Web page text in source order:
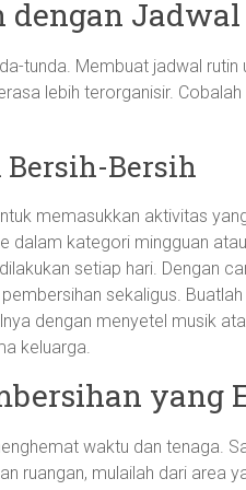
dengan Jadwal
tunda. Membuat jadwal
lebih terorganisir.
Bersih
memasukkan aktivitas
dalam kategori mingguan
setiap hari. Dengan
sekaligus. Buatlah
dengan menyetel musik
keluarga.
yang
waktu dan tenaga.
ruangan, mulailah dari area